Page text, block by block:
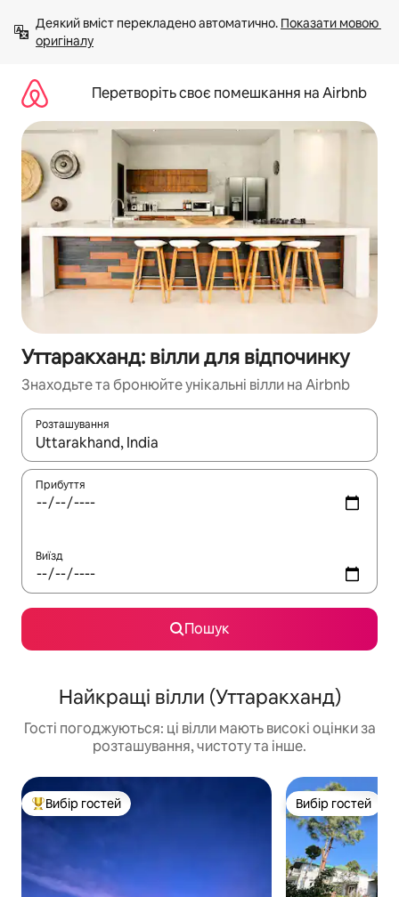
вмісту
Деякий вміст перекладено автоматично. Показати мовою
оригіналу
Перетворіть своє помешкання на Airbnb
Уттаракханд: вілли для відпочинку
Знаходьте та бронюйте унікальні вілли на Airbnb
Розташування
Отримавши результати пошуку, використовуйте для
Прибуття
Виїзд
Пошук
Найкращі вілли (Уттаракханд)
Гості погоджуються: ці вілли мають високі оцінки за
розташування, чистоту та інше.
Топ вибір гостей
Вибір гостей Вибір гостей
Вибір гостей